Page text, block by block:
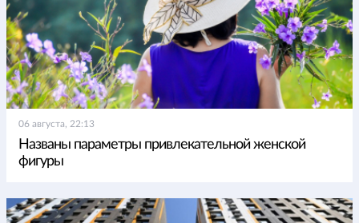
06 августа, 22:13
Названы параметры привлекательной женской
фигуры